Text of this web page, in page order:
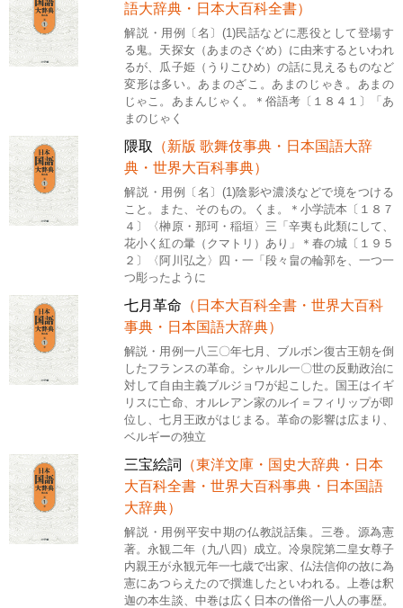
語大辞典・日本大百科全書）
解説・用例〔名〕(1)民話などに悪役として登場す
る鬼。天探女（あまのさぐめ）に由来するといわれ
るが、瓜子姫（うりこひめ）の話に見えるものなど
変形は多い。あまのざこ。あまのじゃき。あまの
じゃこ。あまんじゃく。＊俗語考〔１８４１〕「あ
まのじゃく
隈取
（新版 歌舞伎事典・日本国語大辞
典・世界大百科事典）
解説・用例〔名〕(1)陰影や濃淡などで境をつける
こと。また、そのもの。くま。＊小学読本〔１８７
４〕〈榊原・那珂・稲垣〉三「辛夷も此類にして、
花小く紅の暈（クマトリ）あり」＊春の城〔１９５
２〕〈阿川弘之〉四・一「段々畠の輪郭を、一つ一
つ彫ったように
七月革命 （日本大百科全書・世界大百科
事典・日本国語大辞典）
解説・用例一八三〇年七月、ブルボン復古王朝を倒
したフランスの革命。シャルル一〇世の反動政治に
対して自由主義ブルジョワが起こした。国王はイギ
リスに亡命、オルレアン家のルイ＝フィリップが即
位し、七月王政がはじまる。革命の影響は広まり、
ベルギーの独立
三宝絵詞
（東洋文庫・国史大辞典・日本
大百科全書・世界大百科事典・日本国語
大辞典）
解説・用例平安中期の仏教説話集。三巻。源為憲
著。永観二年（九八四）成立。冷泉院第二皇女尊子
内親王が永観元年一七歳で出家、仏法信仰の故に為
憲にあつらえたので撰進したといわれる。上巻は釈
迦の本生談、中巻は広く日本の僧俗一八人の事歴。